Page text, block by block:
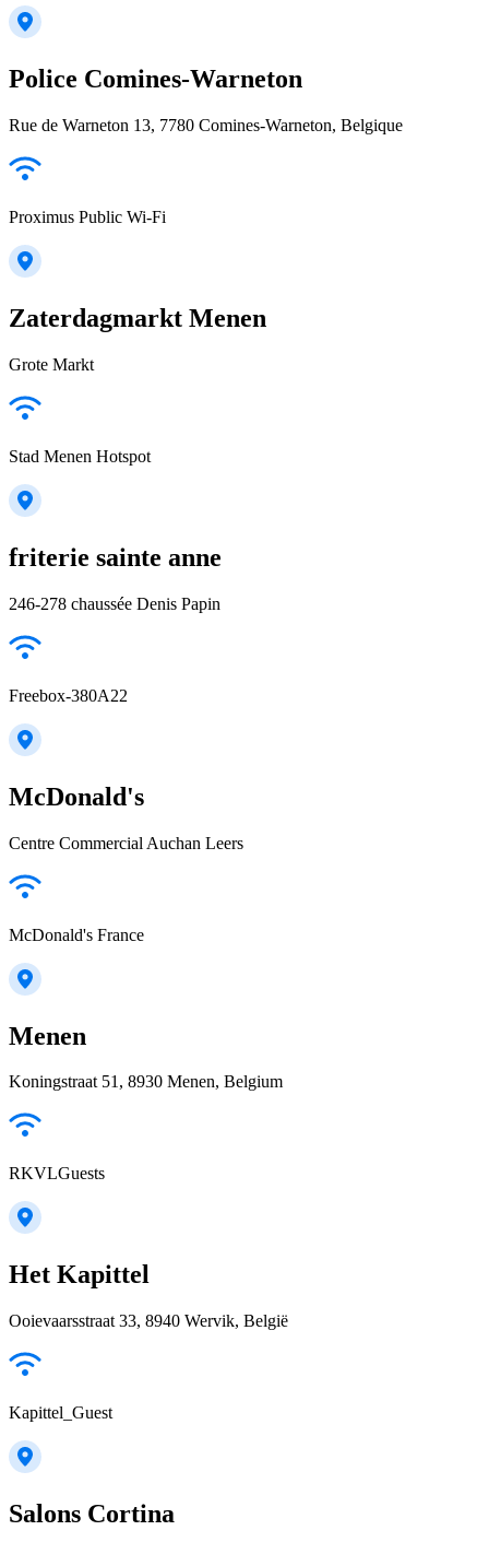
Police Comines-Warneton
Rue de Warneton 13, 7780 Comines-Warneton, Belgique
Proximus Public Wi-Fi
Zaterdagmarkt Menen
Grote Markt
Stad Menen Hotspot
friterie sainte anne
246-278 chaussée Denis Papin
Freebox-380A22
McDonald's
Centre Commercial Auchan Leers
McDonald's France
Menen
Koningstraat 51, 8930 Menen, Belgium
RKVLGuests
Het Kapittel
Ooievaarsstraat 33, 8940 Wervik, België
Kapittel_Guest
Salons Cortina